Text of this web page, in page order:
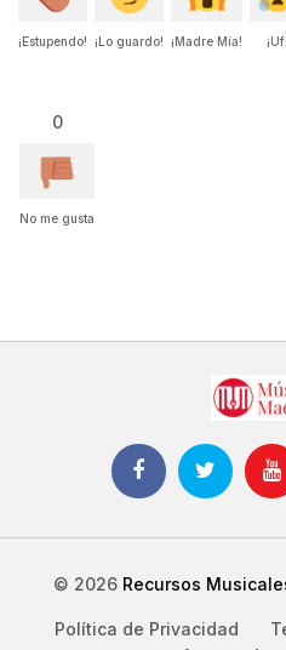
¡Estupendo! ¡Lo guardo! ¡Madre Mía! ¡Uf!
0
No me gusta
© 2026 Recursos
Política de Privacidad